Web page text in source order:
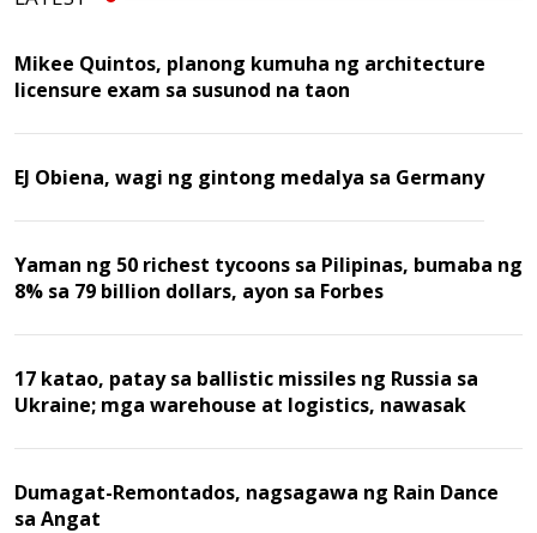
Mikee Quintos, planong kumuha ng architecture
licensure exam sa susunod na taon
EJ Obiena, wagi ng gintong medalya sa Germany
Yaman ng 50 richest tycoons sa Pilipinas, bumaba ng
8% sa 79 billion dollars, ayon sa Forbes
17 katao, patay sa ballistic missiles ng Russia sa
Ukraine; mga warehouse at logistics, nawasak
Dumagat-Remontados, nagsagawa ng Rain Dance
sa Angat